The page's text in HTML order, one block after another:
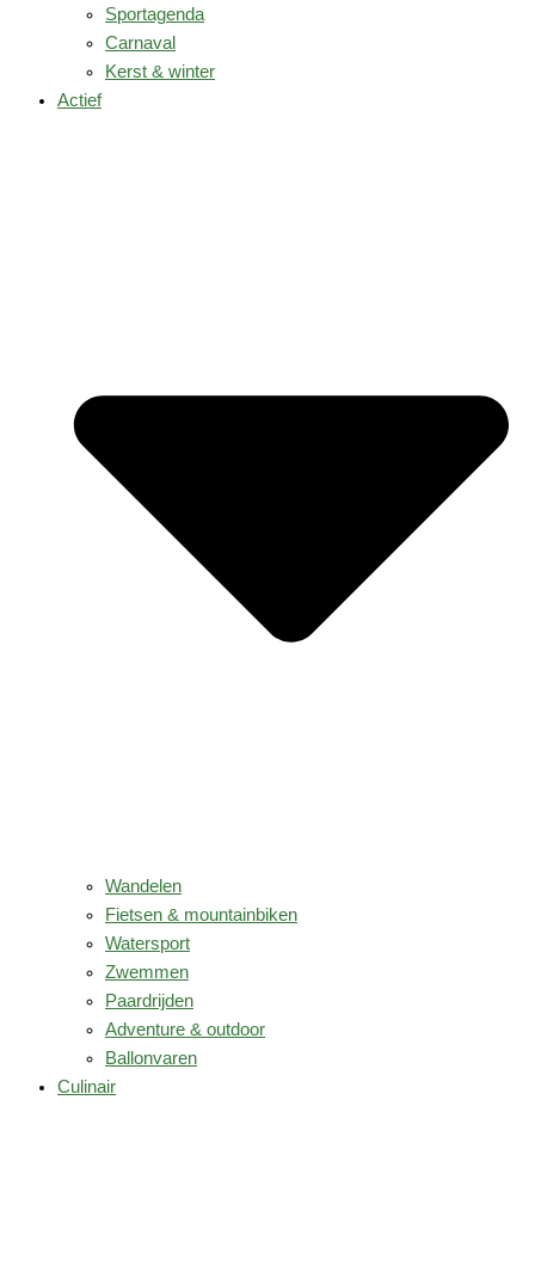
Sportagenda
Carnaval
Kerst & winter
Actief
Wandelen
Fietsen & mountainbiken
Watersport
Zwemmen
Paardrijden
Adventure & outdoor
Ballonvaren
Culinair